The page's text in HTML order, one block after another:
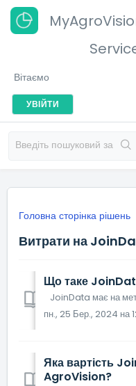
Вітаємо
УВІЙТИ
Головна сторінка рішень
Витрати на
Що таке
пн., 25 Бер., 2024
Яка вартість
AgroVision?